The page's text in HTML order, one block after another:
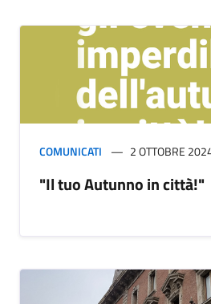
COMUNICATI 2 OTTOBRE
"Il tuo Autunno in città!"